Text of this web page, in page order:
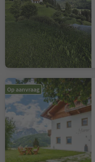
Op aanvraag